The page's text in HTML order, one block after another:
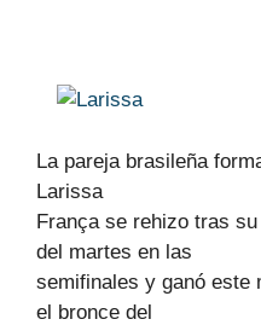
La pareja brasileña
Larissa
França se rehizo tras
del martes en las
semifinales y ganó este
el bronce del